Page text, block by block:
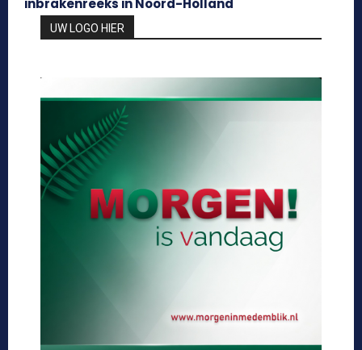
inbrakenreeks in Noord-Holland
UW LOGO HIER